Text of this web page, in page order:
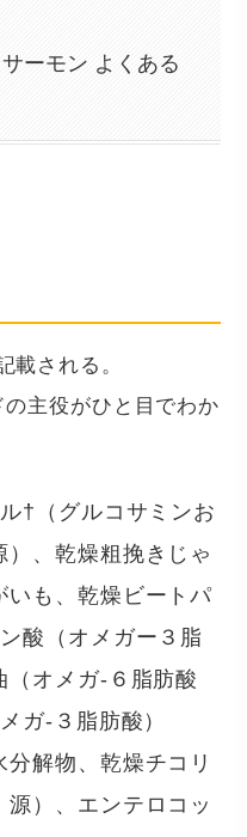
ーモン よくある
載される。
主役がひと目でわか
†（グルコサミンお
、乾燥粗挽きじゃ
いも、乾燥ビートパ
酸（オメガー３脂
（オメガ-６脂肪酸
ガ-３脂肪酸）
解物、乾燥チコリ
）、エンテロコッ